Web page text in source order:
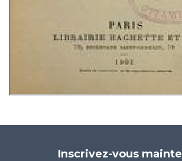
Inscrivez-vous